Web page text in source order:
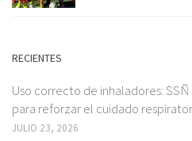
RECIENTES
Uso correcto de inhaladores:
para reforzar el cuidado
JULIO 23, 2026